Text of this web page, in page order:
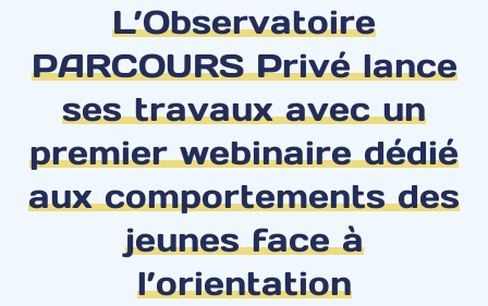
L’Observatoire
PARCOURS Privé lance
ses travaux avec un
premier webinaire dédié
aux comportements des
jeunes face à
l’orientation